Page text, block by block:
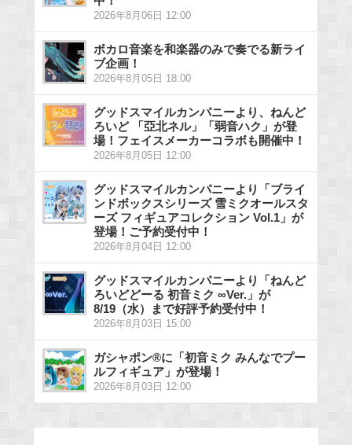
2026年8月06日 12:00
ボカロ音楽を和楽器のみで奏でる新ライ
ブ企画！
2026年8月05日 18:00
グッドスマイルカンパニーより、ねんど
ろいど 「亞北ネル」「弱音ハク」が登
場！フェイスメーカーコラボも開催中！
2026年8月05日 12:00
グッドスマイルカンパニーより「ブライ
ンドボックスシリーズ 雪ミクオールスタ
ーズ フィギュアコレクション Vol.1」が
登場！ご予約受付中！
2026年8月04日 12:00
グッドスマイルカンパニーより「ねんど
ろいどどーる 初音ミク ∞Ver.」が
8/19（水）まで好評予約受付中！
2026年8月03日 15:00
ガシャポン®に「初音ミク みんなでプー
ルフィギュア」が登場！
2026年8月03日 12:00